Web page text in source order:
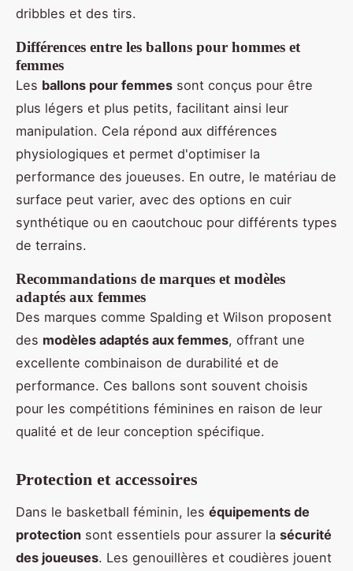
dribbles et des tirs.
Différences entre les ballons pour hommes et
femmes
Les ballons pour femmes sont conçus pour être
plus légers et plus petits, facilitant ainsi leur
manipulation. Cela répond aux différences
physiologiques et permet d'optimiser la
performance des joueuses. En outre, le matériau de
surface peut varier, avec des options en cuir
synthétique ou en caoutchouc pour différents types
de terrains.
Recommandations de marques et modèles
adaptés aux femmes
Des marques comme Spalding et Wilson proposent
des modèles adaptés aux femmes, offrant une
excellente combinaison de durabilité et de
performance. Ces ballons sont souvent choisis
pour les compétitions féminines en raison de leur
qualité et de leur conception spécifique.
Protection et accessoires
Dans le basketball féminin, les équipements de
protection sont essentiels pour assurer la sécurité
des joueuses. Les genouillères et coudières jouent